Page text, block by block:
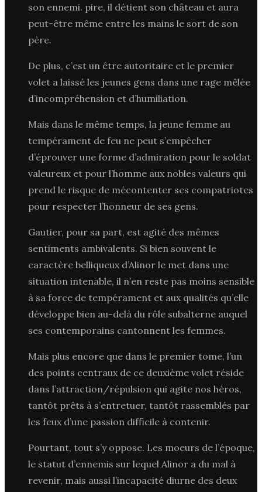
son ennemi. pire, il détient son château et aura
peut-être même entre les mains le sort de son
père.
De plus, c’est un être autoritaire et le premier
volet a laissé les jeunes gens dans une rage mêlée
d’incompréhension et d’humiliation.
Mais dans le même temps, la jeune femme au
tempérament de feu ne peut s’empêcher
d’éprouver une forme d’admiration pour le soldat
valeureux et pour l’homme aux nobles valeurs qui
prend le risque de mécontenter ses compatriotes
pour respecter l’honneur de ses gens.
Gautier, pour sa part, est agité des mêmes
sentiments ambivalents. Si bien souvent le
caractère belliqueux d’Alinor le met dans une
situation intenable, il n’en reste pas moins sensible
à sa force de tempérament et aux qualités qu’elle
développe bien au-delà du rôle subalterne auquel
ses contemporains cantonnent les femmes.
Mais plus encore que dans le premier tome, l’un
des points centraux de ce deuxième volet réside
dans l’attraction/répulsion qui agite nos héros,
tantôt prêts à s’entretuer, tantôt rassemblés par
les feux d’une passion difficile à contenir.
Pourtant, tout s’y oppose. Les moeurs de l’époque,
le statut d’ennemis sur lequel Alinor a du mal à
revenir, mais aussi l’incapacité diurne des deux